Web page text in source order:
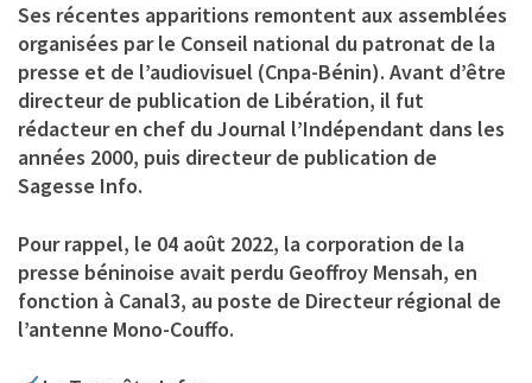
Ses récentes apparitions remontent aux assemblées
organisées par le Conseil national du patronat de la
presse et de l’audiovisuel (Cnpa-Bénin). Avant d’être
directeur de publication de Libération, il fut
rédacteur en chef du Journal l’Indépendant dans les
années 2000, puis directeur de publication de
Sagesse Info.
Pour rappel, le 04 août 2022, la corporation de la
presse béninoise avait perdu Geoffroy Mensah, en
fonction à Canal3, au poste de Directeur régional de
l’antenne Mono-Couffo.